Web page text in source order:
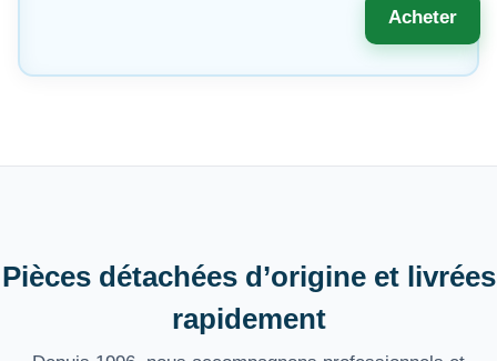
Acheter
Pièces détachées d’origine et livrées
rapidement